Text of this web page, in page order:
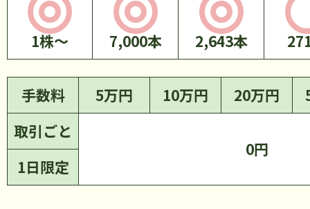
1株～ 7,000本
手数料 5万円 10万円 20万円
取引ごと
0円
1日限定